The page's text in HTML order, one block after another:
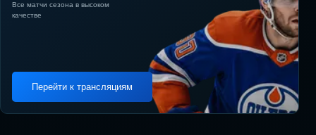
Все матчи сезона в высоком
качестве
Перейти к трансляциям